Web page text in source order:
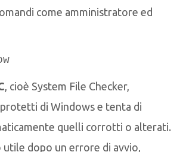
come amministratore ed
, cioè System File Checker,
di Windows e tenta di
quelli corrotti o alterati.
utile dopo un errore di avvio,